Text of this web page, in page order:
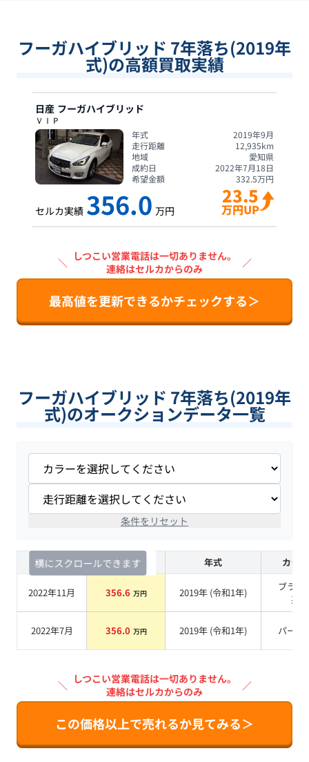
フーガハイブリッド 7年落ち(2019年
式)の高額買取実績
日産 フーガハイブリッド
ＶＩＰ
年式
2019年9月
走行距離
12,935km
地域
愛知県
成約日
2022年7月18日
希望金額
332.5万円
セルカ実績 356.0 万円
23.5
万円UP
＼ しつこい営業電話は一切ありません。
連絡はセルカからのみ
／
最高値を更新できるかチェックする＞
フーガハイブリッド 7年落ち(2019年
式)のオークションデータ一覧
条件をリセット
横にスクロールできます
査定時期 セルカ実績 年式 カラー
2022年11月 356.6 万円 2019年 (令和1年)
ブラッ
系
2022年7月 356.0 万円 2019年 (令和1年) パール
＼ しつこい営業電話は一切ありません。
連絡はセルカからのみ
／
この価格以上で売れるか見てみる＞